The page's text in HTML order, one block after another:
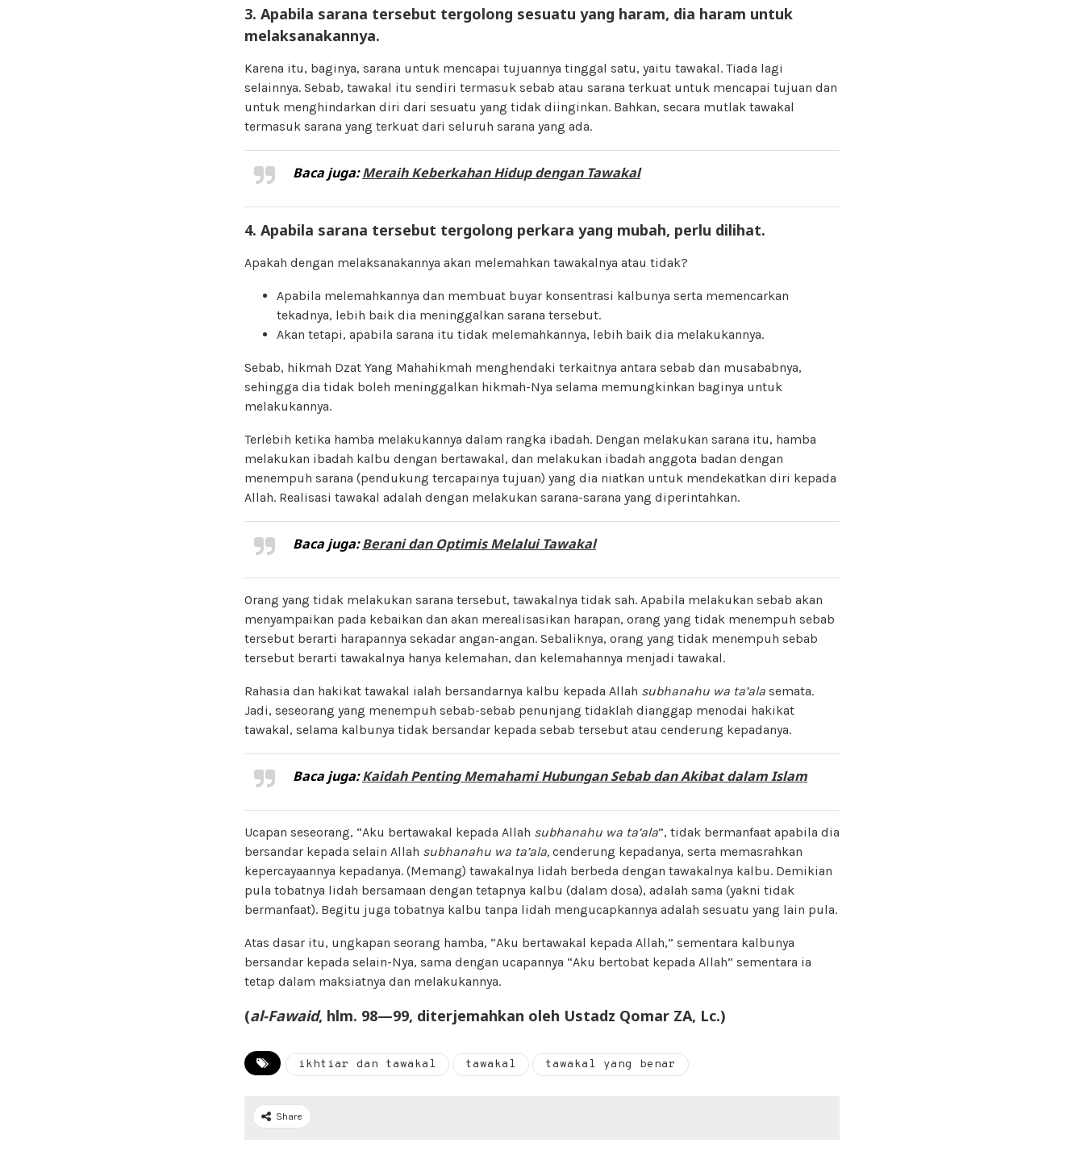
3. Apabila sarana tersebut tergolong sesuatu yang haram, dia haram untuk
melaksanakannya.
Karena itu, baginya, sarana untuk mencapai tujuannya tinggal satu, yaitu tawakal. Tiada lagi
selainnya. Sebab, tawakal itu sendiri termasuk sebab atau sarana terkuat untuk mencapai tujuan dan
untuk menghindarkan diri dari sesuatu yang tidak diinginkan. Bahkan, secara mutlak tawakal
termasuk sarana yang terkuat dari seluruh sarana yang ada.
Baca juga:Meraih Keberkahan Hidup dengan Tawakal
4. Apabila sarana tersebut tergolong perkara yang mubah, perlu dilihat.
Apakah dengan melaksanakannya akan melemahkan tawakalnya atau tidak?
Apabila melemahkannya dan membuat buyar konsentrasi kalbunya serta memencarkan
tekadnya, lebih baik dia meninggalkan sarana tersebut.
Akan tetapi, apabila sarana itu tidak melemahkannya, lebih baik dia melakukannya.
Sebab, hikmah Dzat Yang Mahahikmah menghendaki terkaitnya antara sebab dan musababnya,
sehingga dia tidak boleh meninggalkan hikmah-Nya selama memungkinkan baginya untuk
melakukannya.
Terlebih ketika hamba melakukannya dalam rangka ibadah. Dengan melakukan sarana itu, hamba
melakukan ibadah kalbu dengan bertawakal, dan melakukan ibadah anggota badan dengan
menempuh sarana (pendukung tercapainya tujuan) yang dia niatkan untuk mendekatkan diri kepada
Allah. Realisasi tawakal adalah dengan melakukan sarana-sarana yang diperintahkan.
Baca juga:Berani dan Optimis Melalui Tawakal
Orang yang tidak melakukan sarana tersebut, tawakalnya tidak sah. Apabila melakukan sebab akan
menyampaikan pada kebaikan dan akan merealisasikan harapan, orang yang tidak menempuh sebab
tersebut berarti harapannya sekadar angan-angan. Sebaliknya, orang yang tidak menempuh sebab
tersebut berarti tawakalnya hanya kelemahan, dan kelemahannya menjadi tawakal.
Rahasia dan hakikat tawakal ialah bersandarnya kalbu kepada Allah subhanahu wa ta’ala semata.
Jadi, seseorang yang menempuh sebab-sebab penunjang tidaklah dianggap menodai hakikat
tawakal, selama kalbunya tidak bersandar kepada sebab tersebut atau cenderung kepadanya.
Baca juga:Kaidah Penting Memahami Hubungan Sebab dan Akibat dalam Islam
Ucapan seseorang, “Aku bertawakal kepada Allah subhanahu wa ta’ala”, tidak bermanfaat apabila dia
bersandar kepada selain Allah subhanahu wa ta’ala, cenderung kepadanya, serta memasrahkan
kepercayaannya kepadanya. (Memang) tawakalnya lidah berbeda dengan tawakalnya kalbu. Demikian
pula tobatnya lidah bersamaan dengan tetapnya kalbu (dalam dosa), adalah sama (yakni tidak
bermanfaat). Begitu juga tobatnya kalbu tanpa lidah mengucapkannya adalah sesuatu yang lain pula.
Atas dasar itu, ungkapan seorang hamba, “Aku bertawakal kepada Allah,” sementara kalbunya
bersandar kepada selain-Nya, sama dengan ucapannya “Aku bertobat kepada Allah” sementara ia
tetap dalam maksiatnya dan melakukannya.
(al-Fawaid, hlm. 98—99, diterjemahkan oleh Ustadz Qomar ZA, Lc.)
ikhtiar dan tawakal tawakal tawakal yang benar
Share